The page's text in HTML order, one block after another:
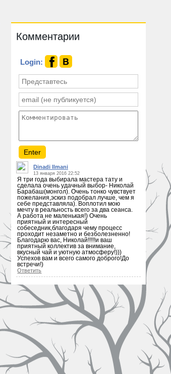
Комментарии
Login:
Dinadi Ilmani
13 января 2016 22:52
Я три года выбирала мастера тату и
сделала очень удачный выбор- Николай
Барабаш(монгол). Очень тонко чувствует
пожелания,эскиз подобрал лучше, чем я
себе представляла). Воплотил мою
мечту в реальность всего за два сеанса.
А работа не маленькая!) Очень
приятный и интересный
собеседник,благодаря чему процесс
проходит незаметно и безболезненно!
Благодарю вас, Николай!!!!!и ваш
приятный коллектив за внимание,
вкусный чай и уютную атмосферу!)))
Успехов вам и всего самого доброго!До
встречи!)
Ответить